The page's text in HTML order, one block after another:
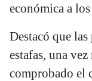
económica a
Destacó que las
estafas, una
comprobado el